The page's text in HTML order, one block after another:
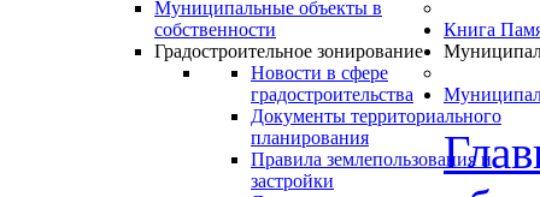
Муниципальные объекты в
собственности
Градостроительное зонирование
Новости в сфере
градостроительства
Документы территориального
планирования
Правила землепользования и
застройки
Книга